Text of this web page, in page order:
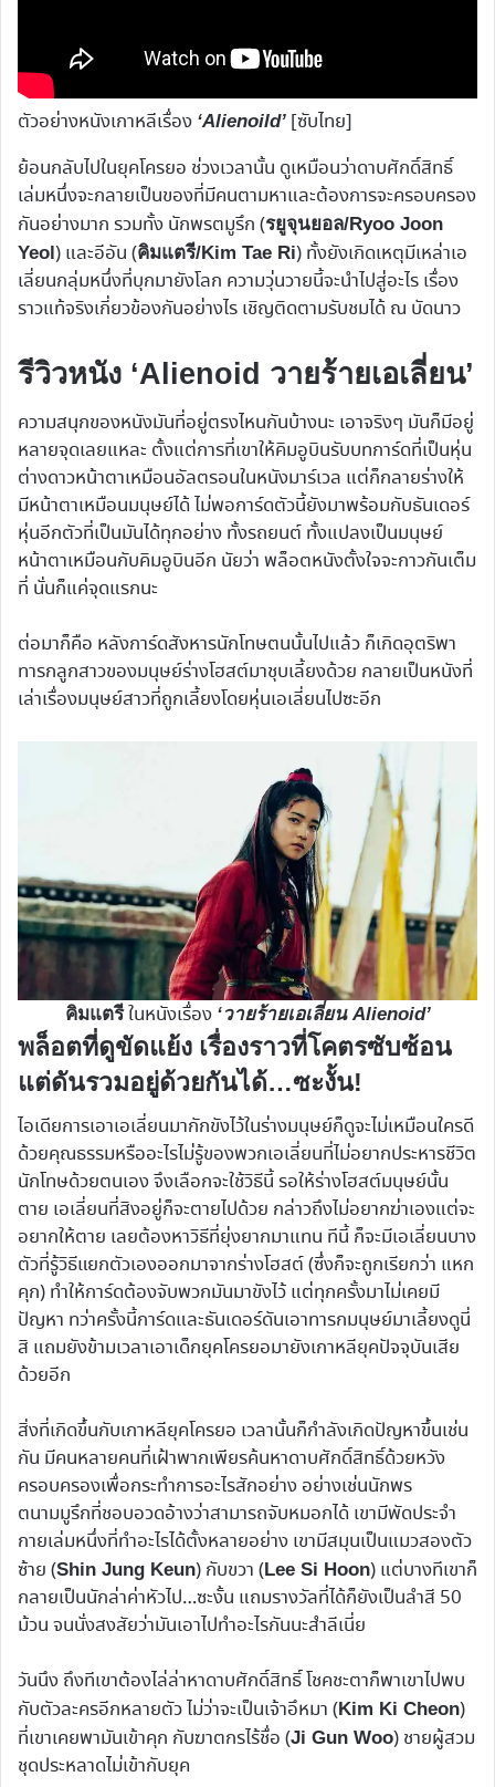
ตัวอย่างหนังเกาหลีเรื่อง ‘Alienoild’ [ซับไทย]
ย้อนกลับไปในยุคโครยอ ช่วงเวลานั้น ดูเหมือนว่าดาบศักดิ์สิทธิ์
เล่มหนึ่งจะกลายเป็นของที่มีคนตามหาและต้องการจะครอบครอง
กันอย่างมาก รวมทั้ง นักพรตมูรึก (รยูจุนยอล/Ryoo Joon
Yeol) และอีอัน (คิมแตรี/Kim Tae Ri) ทั้งยังเกิดเหตุมีเหล่าเอ
เลี่ยนกลุ่มหนึ่งที่บุกมายังโลก ความวุ่นวายนี้จะนำไปสู่อะไร เรื่อง
ราวแท้จริงเกี่ยวข้องกันอย่างไร เชิญติดตามรับชมได้ ณ บัดนาว
รีวิวหนัง ‘Alienoid วายร้ายเอเลี่ยน’
ความสนุกของหนังมันที่อยู่ตรงไหนกันบ้างนะ เอาจริงๆ มันก็มีอยู่
หลายจุดเลยแหละ ตั้งแต่การที่เขาให้คิมอูบินรับบทการ์ดที่เป็นหุ่น
ต่างดาวหน้าตาเหมือนอัลตรอนในหนังมาร์เวล แต่ก็กลายร่างให้
มีหน้าตาเหมือนมนุษย์ได้ ไม่พอการ์ดตัวนี้ยังมาพร้อมกับธันเดอร์
หุ่นอีกตัวที่เป็นมันได้ทุกอย่าง ทั้งรถยนต์ ทั้งแปลงเป็นมนุษย์
หน้าตาเหมือนกับคิมอูบินอีก นัยว่า พล็อตหนังตั้งใจจะกาวกันเต็ม
ที่ นั่นก็แค่จุดแรกนะ
ต่อมาก็คือ หลังการ์ดสังหารนักโทษตนนั้นไปแล้ว ก็เกิดอุตริพา
ทารกลูกสาวของมนุษย์ร่างโฮสต์มาชุบเลี้ยงด้วย กลายเป็นหนังที่
เล่าเรื่องมนุษย์สาวที่ถูกเลี้ยงโดยหุ่นเอเลี่ยนไปซะอีก
คิมแตรีในหนังเรื่อง ‘วายร้ายเอเลี่ยน Alienoid’
พล็อตที่ดูขัดแย้ง เรื่องราวที่โคตรซับซ้อน
แต่ดันรวมอยู่ด้วยกันได้…ซะงั้น!
ไอเดียการเอาเอเลี่ยนมากักขังไว้ในร่างมนุษย์ก็ดูจะไม่เหมือนใครดี
ด้วยคุณธรรมหรืออะไรไม่รู้ของพวกเอเลี่ยนที่ไม่อยากประหารชีวิต
นักโทษด้วยตนเอง จึงเลือกจะใช้วิธีนี้ รอให้ร่างโฮสต์มนุษย์นั้น
ตาย เอเลี่ยนที่สิงอยู่ก็จะตายไปด้วย กล่าวถึงไม่อยากฆ่าเองแต่จะ
อยากให้ตาย เลยต้องหาวิธีที่ยุ่งยากมาแทน ทีนี้ ก็จะมีเอเลี่ยนบาง
ตัวที่รู้วิธีแยกตัวเองออกมาจากร่างโฮสต์ (ซึ่งก็จะถูกเรียกว่า แหก
คุก) ทำให้การ์ดต้องจับพวกมันมาขังไว้ แต่ทุกครั้งมาไม่เคยมี
ปัญหา ทว่าครั้งนี้การ์ดและธันเดอร์ดันเอาทารกมนุษย์มาเลี้ยงดูนี่
สิ แถมยังข้ามเวลาเอาเด็กยุคโครยอมายังเกาหลียุคปัจจุบันเสีย
ด้วยอีก
สิ่งที่เกิดขึ้นกับเกาหลียุคโครยอ เวลานั้นก็กำลังเกิดปัญหาขึ้นเช่น
กัน มีคนหลายคนที่เฝ้าพากเพียรค้นหาดาบศักดิ์สิทธิ์ด้วยหวัง
ครอบครองเพื่อกระทำการอะไรสักอย่าง อย่างเช่นนักพร
ตนามมูรึกที่ชอบอวดอ้างว่าสามารถจับหมอกได้ เขามีพัดประจำ
กายเล่มหนึ่งที่ทำอะไรได้ตั้งหลายอย่าง เขามีสมุนเป็นแมวสองตัว
ซ้าย (Shin Jung Keun) กับขวา (Lee Si Hoon) แต่บางทีเขาก็
กลายเป็นนักล่าค่าหัวไป…ซะงั้น แถมรางวัลที่ได้ก็ยังเป็นลำสี 50
ม้วน จนนั่งสงสัยว่ามันเอาไปทำอะไรกันนะสำลีเนี่ย
วันนึง ถึงทีเขาต้องไล่ล่าหาดาบศักดิ์สิทธิ์ โชคชะตาก็พาเขาไปพบ
กับตัวละครอีกหลายตัว ไม่ว่าจะเป็นเจ้าอึหมา (Kim Ki Cheon)
ที่เขาเคยพามันเข้าคุก กับฆาตกรไร้ชื่อ (Ji Gun Woo) ชายผู้สวม
ชุดประหลาดไม่เข้ากับยุค